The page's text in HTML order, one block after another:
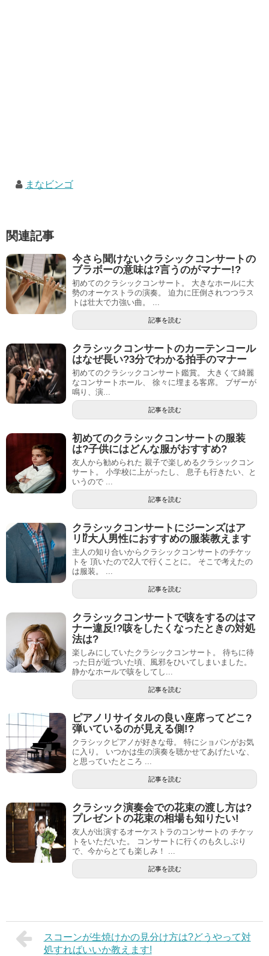
まなビンゴ
関連記事
今さら聞けないクラシックコンサートの
ブラボーの意味は?言うのがマナー!?
初めてのクラシックコンサート。 大きなホールに大
勢のオーケストラの演奏。 迫力に圧倒されつつラス
トは壮大で力強い曲。 ...
記事を読む
クラシックコンサートのカーテンコール
はなぜ長い?3分でわかる拍手のマナー
初めてのクラシックコンサート鑑賞。 大きくて綺麗
なコンサートホール、 徐々に埋まる客席。 ブザーが
鳴り、演...
記事を読む
初めてのクラシックコンサートの服装
は?子供にはどんな服がおすすめ?
友人から勧められた 親子で楽しめるクラシックコン
サート。 小学校に上がったし、 息子も行きたい、と
いうので ...
記事を読む
クラシックコンサートにジーンズはア
リ⁉︎大人男性におすすめの服装教えます
主人の知り合いからクラシックコンサートのチケッ
トを 頂いたので2人で行くことに。 そこで考えたの
は服装。 ...
記事を読む
クラシックコンサートで咳をするのはマ
ナー違反!?咳をしたくなったときの対処
法は?
楽しみにしていたクラシックコンサート。 待ちに待
った日が近づいた頃、風邪をひいてしまいました。
静かなホールで咳をしてし...
記事を読む
ピアノリサイタルの良い座席ってどこ?
弾いているのが見える側!?
クラシックピアノが好きな母。 特にショパンがお気
に入り。 いつかは生の演奏を聴かせてあげたいな、
と思っていたところ ...
記事を読む
クラシック演奏会での花束の渡し方は?
プレゼントの花束の相場も知りたい!
友人が出演するオーケストラのコンサートの チケッ
トをいただいた。 コンサートに行くのも久しぶり
で、今からとても楽しみ！ ...
記事を読む
スコーンが生焼けかの見分け方は?どうやって対
処すればいいか教えます!